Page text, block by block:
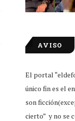
AVISO
El portal
único fin es el
son
cierto” y no se